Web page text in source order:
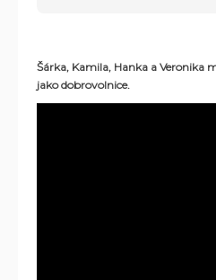
Šárka, Kamila, Hanka a Veronika
jako dobrovolnice.